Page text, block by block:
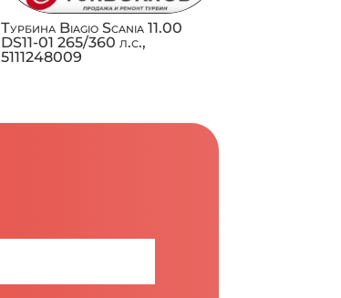
Турбина Biagio Scania 11.00
DS11-01 265/360 л.с.,
5111248009